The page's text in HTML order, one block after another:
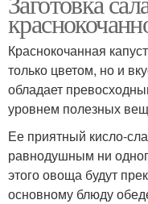
Краснокочанная
только цветом, но и
обладает
уровнем полезных
Ее приятный кисло-
равнодушным ни
этого овоща будут
основному блюду